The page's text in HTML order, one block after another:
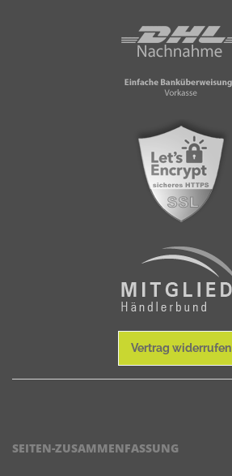
Vertrag widerrufen
SEITEN-ZUSAMMENFASSUNG